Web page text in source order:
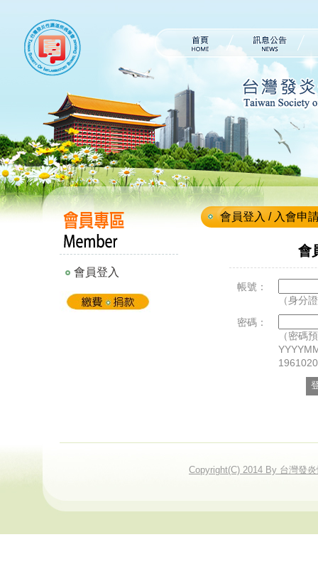
會員登入
會員登入 / 入會申
會
帳號：
（身分
密碼：
（密碼
Copyright(C) 2014 By 台灣發